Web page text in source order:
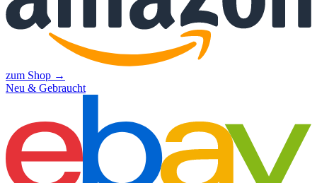
zum Shop →
Neu & Gebraucht